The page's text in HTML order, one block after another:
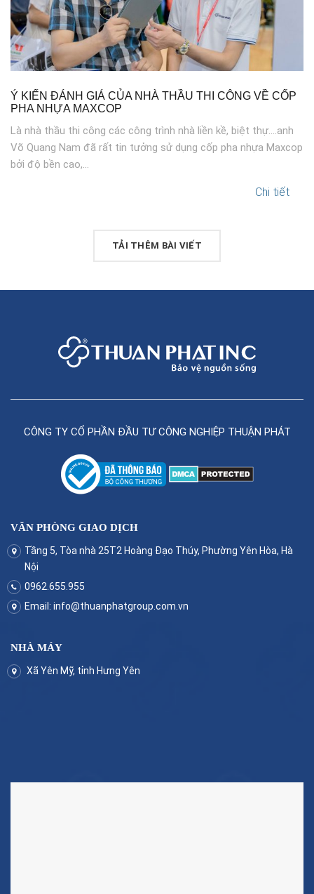
Ý KIẾN ĐÁNH GIÁ CỦA NHÀ THẦU THI CÔNG VỀ CỐP
PHA NHỰA MAXCOP
Là nhà thầu thi công các công trình nhà liền kề, biệt thự....anh
Võ Quang Nam đã rất tin tưởng sử dụng cốp pha nhựa Maxcop
bởi độ bền cao,...
Chi tiết
TẢI THÊM BÀI VIẾT
CÔNG TY CỔ PHẦN ĐẦU TƯ CÔNG NGHIỆP THUẬN PHÁT
VĂN PHÒNG GIAO DỊCH
Tầng 5, Tòa nhà 25T2 Hoàng Đạo Thúy, Phường Yên Hòa, Hà
Nội
0962.655.955
Email: info@thuanphatgroup.com.vn
NHÀ MÁY
Xã Yên Mỹ, tỉnh Hưng Yên